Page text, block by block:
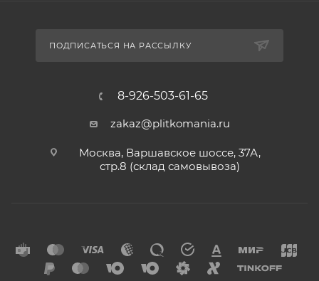
ПОДПИСАТЬСЯ НА РАССЫЛКУ
8-926-503-61-65
zakaz@plitkomania.ru
Москва, Варшавское шоссе, 37А,
стр.8 (склад самовывоза)